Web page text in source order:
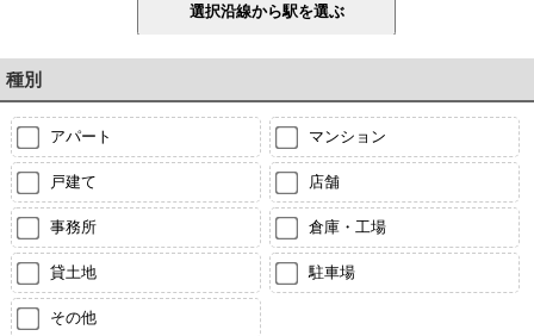
種別
アパート マンション
戸建て 店舗
事務所 倉庫・工場
貸土地 駐車場
その他